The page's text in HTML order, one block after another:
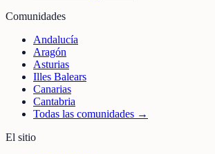
Comunidades
Andalucía
Aragón
Asturias
Illes Balears
Canarias
Cantabria
Todas las comunidades →
El sitio